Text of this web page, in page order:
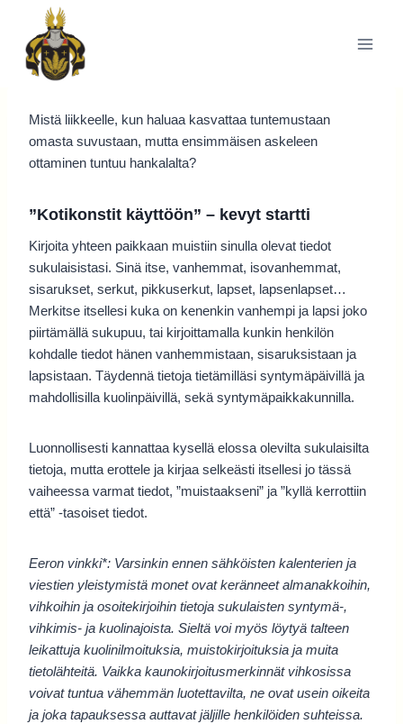
sisältöön
Mistä liikkeelle, kun haluaa kasvattaa tuntemustaan
omasta suvustaan, mutta ensimmäisen askeleen
ottaminen tuntuu hankalalta?
”Kotikonstit käyttöön” – kevyt startti
Kirjoita yhteen paikkaan muistiin sinulla olevat tiedot
sukulaisistasi. Sinä itse, vanhemmat, isovanhemmat,
sisarukset, serkut, pikkuserkut, lapset, lapsenlapset…
Merkitse itsellesi kuka on kenenkin vanhempi ja lapsi joko
piirtämällä sukupuu, tai kirjoittamalla kunkin henkilön
kohdalle tiedot hänen vanhemmistaan, sisaruksistaan ja
lapsistaan. Täydennä tietoja tietämilläsi syntymäpäivillä ja
mahdollisilla kuolinpäivillä, sekä syntymäpaikkakunnilla.
Luonnollisesti kannattaa kysellä elossa olevilta sukulaisilta
tietoja, mutta erottele ja kirjaa selkeästi itsellesi jo tässä
vaiheessa varmat tiedot, ”muistaakseni” ja ”kyllä kerrottiin
että” -tasoiset tiedot.
Eeron vinkki*: Varsinkin ennen sähköisten kalenterien ja
viestien yleistymistä monet ovat keränneet almanakkoihin,
vihkoihin ja osoitekirjoihin tietoja sukulaisten syntymä-,
vihkimis- ja kuolinajoista. Sieltä voi myös löytyä talteen
leikattuja kuolinilmoituksia, muistokirjoituksia ja muita
tietolähteitä. Vaikka kaunokirjoitusmerkinnät vihkosissa
voivat tuntua vähemmän luotettavilta, ne ovat usein oikeita
ja joka tapauksessa auttavat jäljille henkilöiden suhteissa.